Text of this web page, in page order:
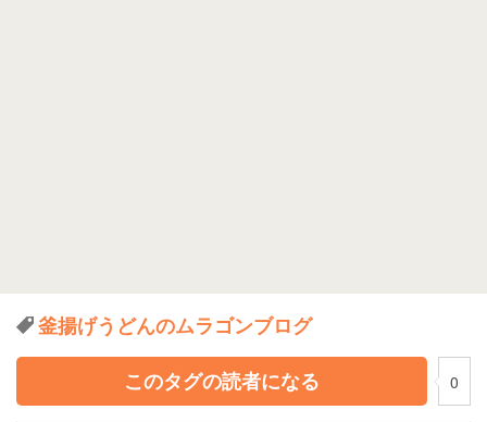
釜揚げうどんのムラゴンブログ
このタグの読者になる
0